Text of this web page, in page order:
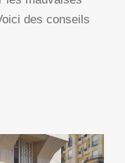
des conseils